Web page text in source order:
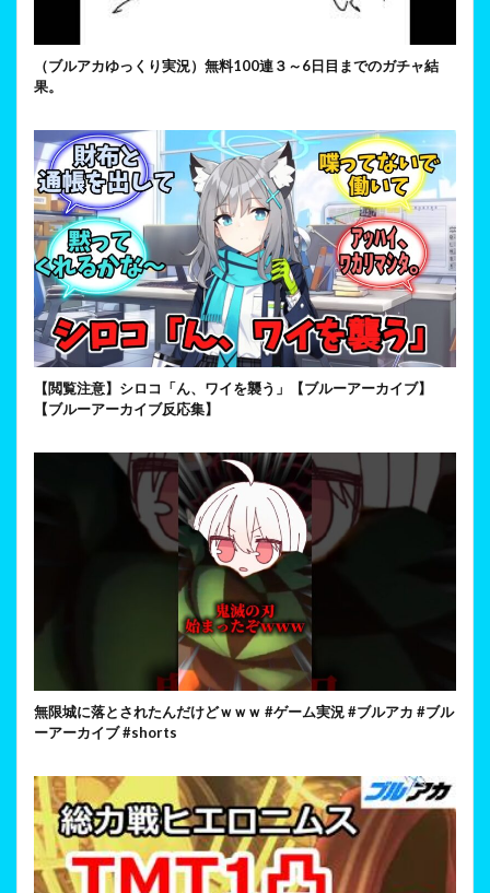
（ブルアカゆっくり実況）無料100連３～6日目までのガチャ結
果。
【閲覧注意】シロコ「ん、ワイを襲う」【ブルーアーカイブ】
【ブルーアーカイブ反応集】
無限城に落とされたんだけどｗｗｗ #ゲーム実況 #ブルアカ #ブル
ーアーカイブ #shorts